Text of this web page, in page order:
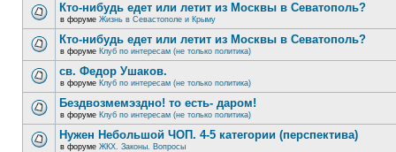
Кто-нибудь едет или летит из Москвы в Севатополь?
в форуме Жизнь в Севастополе и Крыму
Кто-нибудь едет или летит из Москвы в Севатополь?
в форуме Клуб по интересам (не только политика)
св. Федор Ушаков.
в форуме Клуб по интересам (не только политика)
Бездвозмемэздно! то есть- даром!
в форуме Клуб по интересам (не только политика)
Нужен Небольшой ЧОП. 4-5 категории (перспектива)
в форуме ЖКХ. Законы. Вопросы